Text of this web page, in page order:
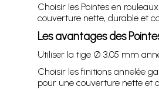
Choisir les Pointes en
couverture nette, durable et
Les avantages des
Utiliser la tige Ø 3,05 mm
Choisir les finitions annelée
pour une couverture nette et